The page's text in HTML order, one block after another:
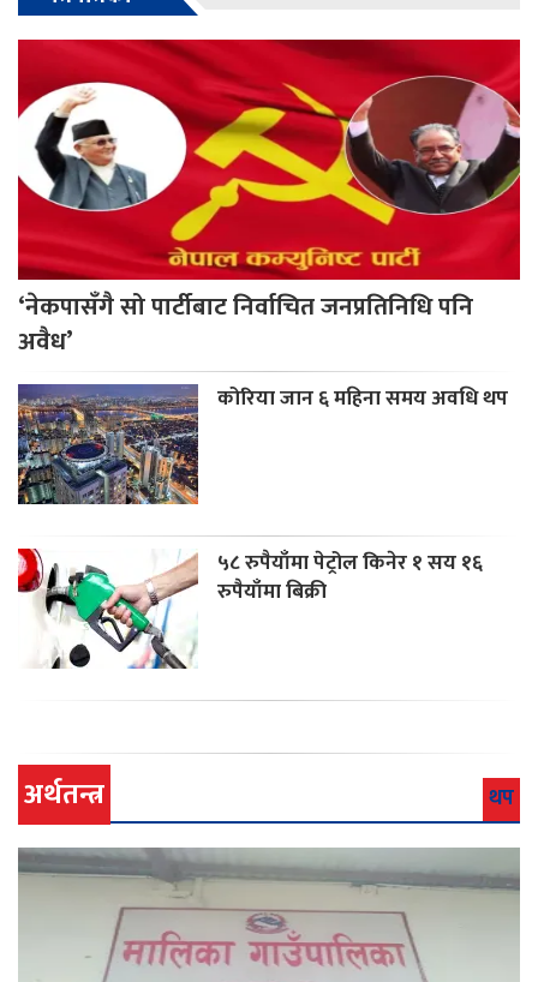
‘नेकपासँगै सो पार्टीबाट निर्वाचित जनप्रतिनिधि पनि
अवैध’
कोरिया जान ६ महिना समय अवधि थप
५८ रुपैयाँमा पेट्रोल किनेर १ सय १६
रुपैयाँमा बिक्री
अर्थतन्त्र थप